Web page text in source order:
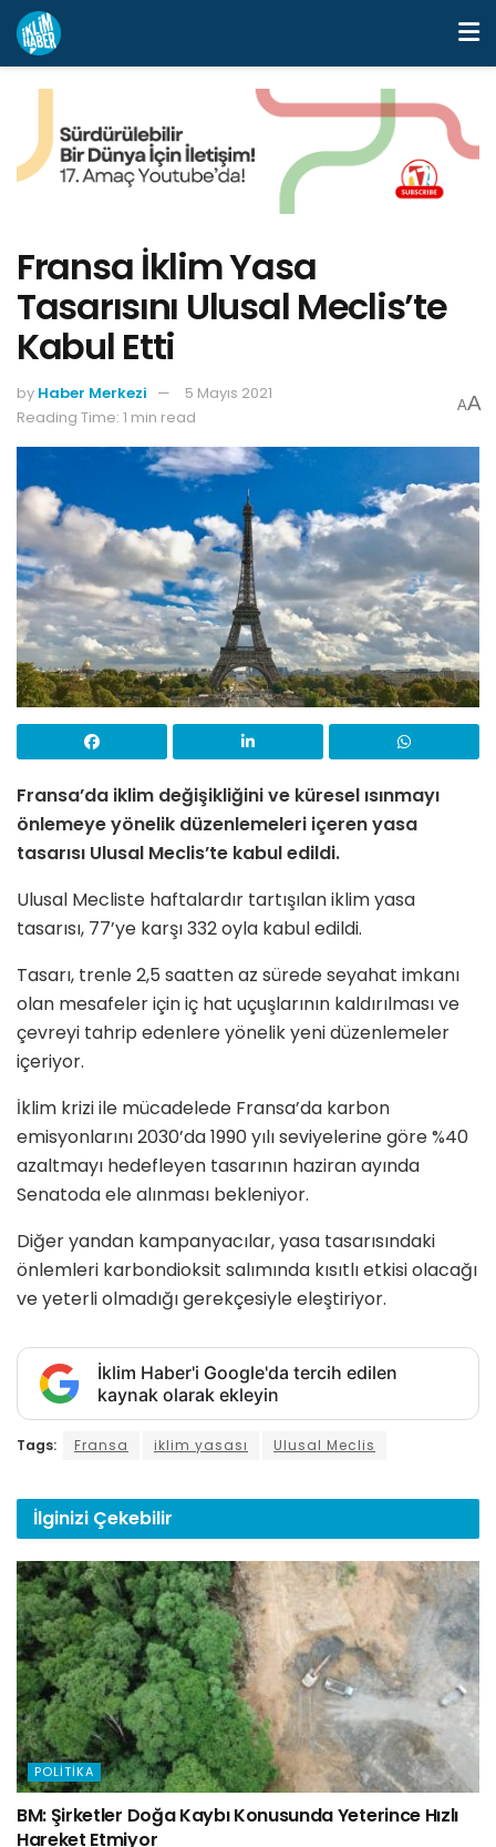
Fransa İklim Yasa
Tasarısını Ulusal Meclis’te
Kabul Etti
by Haber Merkezi
5 Mayıs 2021
Reading Time: 1 min read
AA
Fransa’da iklim değişikliğini ve küresel ısınmayı
önlemeye yönelik düzenlemeleri içeren yasa
tasarısı Ulusal Meclis’te kabul edildi.
Ulusal Mecliste haftalardır tartışılan iklim yasa
tasarısı, 77’ye karşı 332 oyla kabul edildi.
Tasarı, trenle 2,5 saatten az sürede seyahat imkanı
olan mesafeler için iç hat uçuşlarının kaldırılması ve
çevreyi tahrip edenlere yönelik yeni düzenlemeler
içeriyor.
İklim krizi ile mücadelede Fransa’da karbon
emisyonlarını 2030’da 1990 yılı seviyelerine göre %40
azaltmayı hedefleyen tasarının haziran ayında
Senatoda ele alınması bekleniyor.
Diğer yandan kampanyacılar, yasa tasarısındaki
önlemleri karbondioksit salımında kısıtlı etkisi olacağı
ve yeterli olmadığı gerekçesiyle eleştiriyor.
İklim Haber'i Google'da tercih edilen
kaynak olarak ekleyin
Tags: Fransa iklim yasası Ulusal Meclis
İlginizi Çekebilir
POLITIKA
BM: Şirketler Doğa Kaybı Konusunda Yeterince Hızlı
Hareket Etmiyor